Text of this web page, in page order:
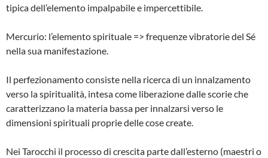
tipica dell’elemento impalpabile e impercettibile.
Mercurio: l’elemento spirituale => frequenze vibratorie del Sé
nella sua manifestazione.
Il perfezionamento consiste nella ricerca di un innalzamento
verso la spiritualità, intesa come liberazione dalle scorie che
caratterizzano la materia bassa per innalzarsi verso le
dimensioni spirituali proprie delle cose create.
Nei Tarocchi il processo di crescita parte dall’esterno (maestri o